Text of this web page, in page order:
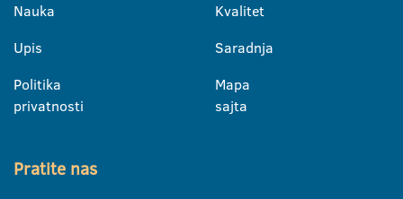
Nauka
Upis
Politika
privatnosti
Kvalitet
Saradnja
Mapa
sajta
Pratite nas